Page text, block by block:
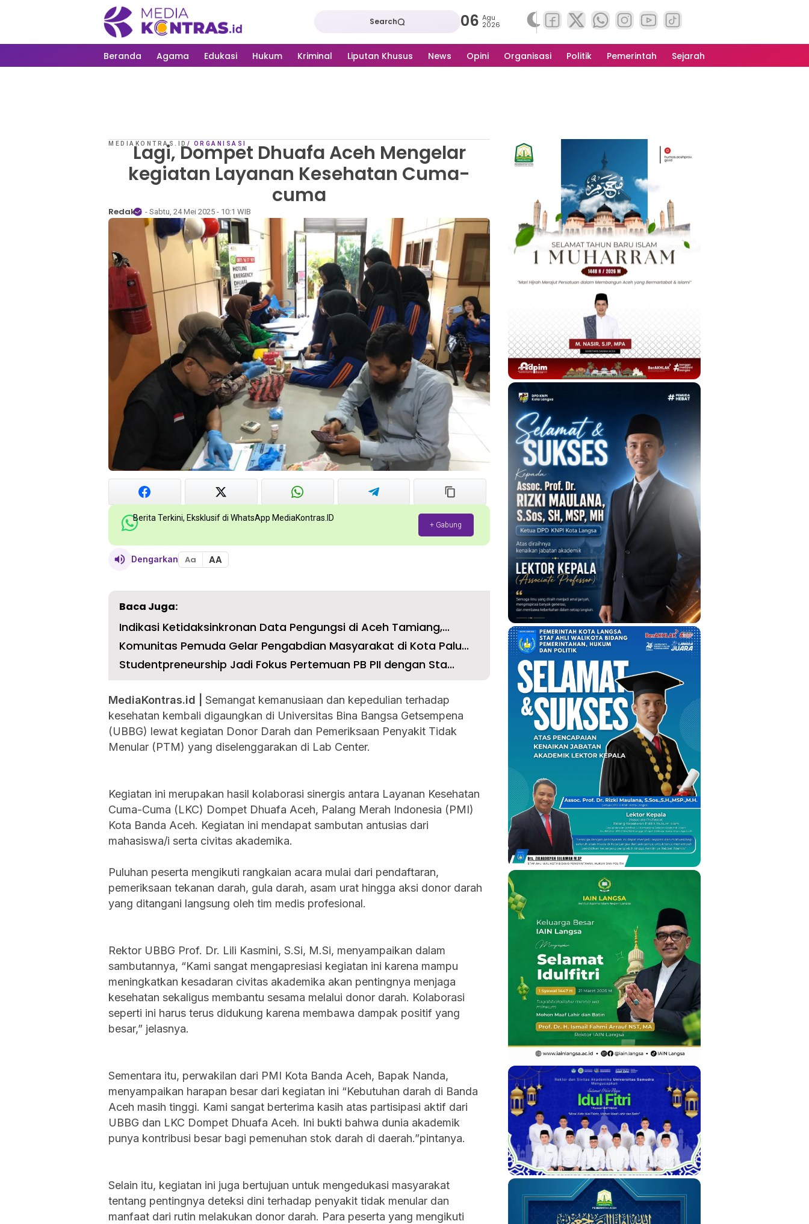
Search 06 Agu
2026
Beranda Agama Edukasi Hukum Kriminal Liputan Khusus News Opini Organisasi Politik Pemerintah Sejarah
MEDIAKONTRAS.ID / ORGANISASI
Lagi, Dompet Dhuafa Aceh Mengelar
kegiatan Layanan Kesehatan Cuma-
cuma
Redaksi - Sabtu, 24 Mei 2025 - 10:1 WIB
Berita Terkini, Eksklusif di WhatsApp MediaKontras.ID
+ Gabung
Dengarkan Aa AA
Baca Juga:
Indikasi Ketidaksinkronan Data Pengungsi di Aceh Tamiang,...
Komunitas Pemuda Gelar Pengabdian Masyarakat di Kota Palu...
Studentpreneurship Jadi Fokus Pertemuan PB PII dengan Sta...
MediaKontras.id | Semangat kemanusiaan dan kepedulian terhadap
kesehatan kembali digaungkan di Universitas Bina Bangsa Getsempena
(UBBG) lewat kegiatan Donor Darah dan Pemeriksaan Penyakit Tidak
Menular (PTM) yang diselenggarakan di Lab Center.
Kegiatan ini merupakan hasil kolaborasi sinergis antara Layanan Kesehatan
Cuma-Cuma (LKC) Dompet Dhuafa Aceh, Palang Merah Indonesia (PMI)
Kota Banda Aceh. Kegiatan ini mendapat sambutan antusias dari
mahasiswa/i serta civitas akademika.
Puluhan peserta mengikuti rangkaian acara mulai dari pendaftaran,
pemeriksaan tekanan darah, gula darah, asam urat hingga aksi donor darah
yang ditangani langsung oleh tim medis profesional.
Rektor UBBG Prof. Dr. Lili Kasmini, S.Si, M.Si, menyampaikan dalam
sambutannya, “Kami sangat mengapresiasi kegiatan ini karena mampu
meningkatkan kesadaran civitas akademika akan pentingnya menjaga
kesehatan sekaligus membantu sesama melalui donor darah. Kolaborasi
seperti ini harus terus didukung karena membawa dampak positif yang
besar,” jelasnya.
Sementara itu, perwakilan dari PMI Kota Banda Aceh, Bapak Nanda,
menyampaikan harapan besar dari kegiatan ini “Kebutuhan darah di Banda
Aceh masih tinggi. Kami sangat berterima kasih atas partisipasi aktif dari
UBBG dan LKC Dompet Dhuafa Aceh. Ini bukti bahwa dunia akademik
punya kontribusi besar bagi pemenuhan stok darah di daerah.”pintanya.
Selain itu, kegiatan ini juga bertujuan untuk mengedukasi masyarakat
tentang pentingnya deteksi dini terhadap penyakit tidak menular dan
manfaat dari rutin melakukan donor darah. Para peserta yang mengikuti